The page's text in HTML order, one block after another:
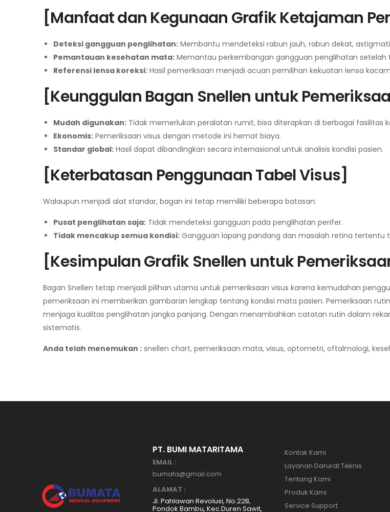
[Manfaat dan Kegunaan Grafik Ketajaman
Deteksi gangguan penglihatan: Membantu mendeteksi rabun jauh, rabun dekat,
Pemantauan kesehatan mata: Memantau perkembangan gangguan penglihatan
Referensi lensa koreksi: Hasil pemeriksaan menjadi acuan pemilihan kekuatan lensa
[Keunggulan Bagan Snellen untuk
Mudah digunakan: Tidak memerlukan peralatan rumit, bisa diterapkan di berbagai fasilitas
Ekonomis: Pemeriksaan visus dengan metode ini hemat biaya.
Standar global: Hasil dapat dibandingkan secara internasional untuk analisis kondisi pasien.
[Keterbatasan Penggunaan Tabel Visus]
Walaupun menjadi alat standar, bagan ini tetap memiliki beberapa batasan:
Pusat penglihatan saja: Tidak mendeteksi gangguan pada penglihatan perifer.
Tidak mencakup semua kondisi: Gangguan lapang pandang dan masalah retina tertentu
[Kesimpulan Grafik Snellen untuk
Bagan Snellen tetap menjadi pilihan utama untuk pemeriksaan visus karena kemudahan
pemeriksaan ini memberikan gambaran lengkap tentang kondisi mata pasien. Pemeriksaan
menjaga kualitas penglihatan jangka panjang. Dengan menambahkan catatan rutin dalam
sistematis.
Anda telah menemukan : snellen chart, pemeriksaan mata, visus, optometri, oftalmologi,
PT. BUMI MATARITAMA
EMAIL :
bumata@gmail.com
ALAMAT :
Jl. Pahlawan Revolusi, No.22B,
Pondok Bambu, Kec.Duren Sawit,
Kontak Kami
Layanan Darurat Teknis
Tentang Kami
Produk Kami
Service Support